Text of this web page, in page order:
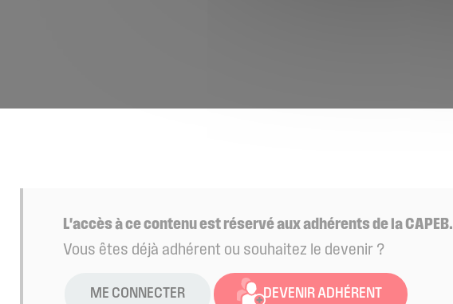
L'accès à ce contenu est réservé aux adhérents de la CAPEB.
Vous êtes déjà adhérent ou souhaitez le devenir ?
ME CONNECTER DEVENIR ADHÉRENT